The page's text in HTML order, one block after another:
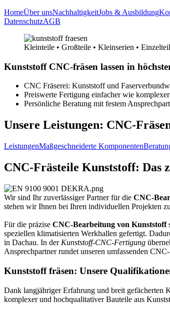
HomeÜber unsNachhaltigkeitJobs & Ausbildung
DatenschutzAGB
Kleinteile • Großteile • Kleinserien •
Kunststoff CNC-fräsen lassen in
CNC Fräserei: Kunststoff und
Preiswerte Fertigung einfacher wie
Persönliche Beratung mit festem
Unsere Leistungen: CNC-
LeistungenMaßgeschneiderte Komponenten
CNC-Frästeile Kunststoff: Das
Wir sind Ihr zuverlässiger Partner für die CNC-
stehen wir Ihnen bei Ihren individuellen Projekten
Für die präzise CNC-Bearbeitung von Kunststoff
speziellen klimatisierten Werkhallen gefertigt.
in Dachau. In der Kunststoff-CNC-Fertigung
Ansprechpartner rundet unseren umfassenden
Kunststoff fräsen: Unsere
Dank langjähriger Erfahrung und breit gefächerten
komplexer und hochqualitativer Bauteile aus